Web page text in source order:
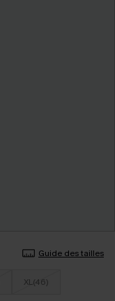
Guide des tailles
XL(46)